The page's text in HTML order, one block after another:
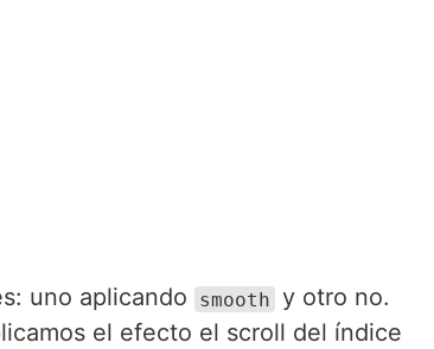
uno aplicando smooth y otro no.
el efecto el scroll del índice